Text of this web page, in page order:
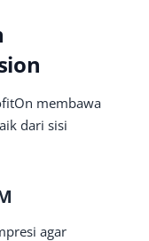
membawa
dari sisi
agar